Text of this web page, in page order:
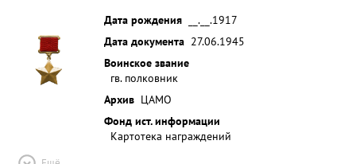
Дата рождения
__.__.1917
Дата документа 27.06.1945
Воинское звание
гв. полковник
Архив ЦАМО
Фонд ист. информации
Картотека награждений